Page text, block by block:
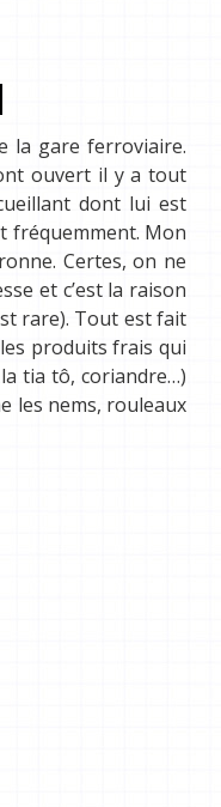
la gare ferroviaire.
ouvert il y a tout
dont lui est
fréquemment. Mon
Certes, on ne
et c’est la raison
rare). Tout est fait
produits frais qui
tia tô, coriandre…)
les nems, rouleaux